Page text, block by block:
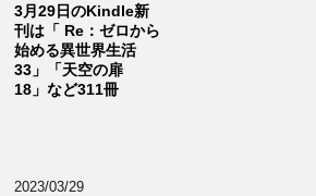
3月29日のKindle新
刊は「 Re：ゼロから
始める異世界生活
33」「天空の扉
18」など311冊
2023/03/29